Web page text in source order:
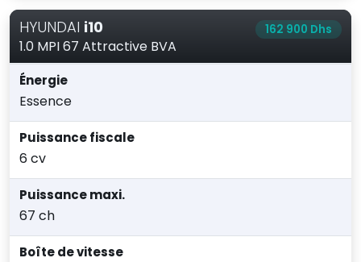
HYUNDAI i10
1.0 MPI 67 Attractive BVA
162 900 Dhs
Énergie
Essence
Puissance fiscale
6 cv
Puissance maxi.
67 ch
Boîte de vitesse